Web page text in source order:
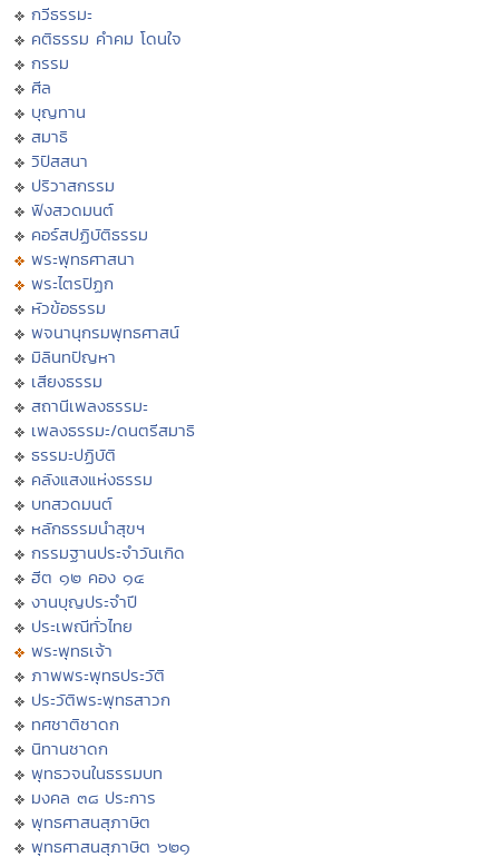
กวีธรรมะ
คติธรรม คำคม โดนใจ
กรรม
ศีล
บุญทาน
สมาธิ
วิปัสสนา
ปริวาสกรรม
ฟังสวดมนต์
คอร์สปฏิบัติธรรม
พระพุทธศาสนา
พระไตรปิฏก
หัวข้อธรรม
พจนานุกรมพุทธศาสน์
มิลินทปัญหา
เสียงธรรม
สถานีเพลงธรรมะ
เพลงธรรมะ/ดนตรีสมาธิ
ธรรมะปฏิบัติ
คลังแสงแห่งธรรม
บทสวดมนต์
หลักธรรมนำสุขฯ
กรรมฐานประจำวันเกิด
ฮีต ๑๒ คอง ๑๔
งานบุญประจำปี
ประเพณีทั่วไทย
พระพุทธเจ้า
ภาพพระพุทธประวัติ
ประวัติพระพุทธสาวก
ทศชาติชาดก
นิทานชาดก
พุทธวจนในธรรมบท
มงคล ๓๘ ประการ
พุทธศาสนสุภาษิต
พุทธศาสนสุภาษิต ๖๒๑